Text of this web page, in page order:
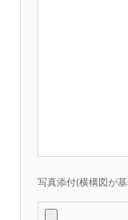
写真添付(横構図が